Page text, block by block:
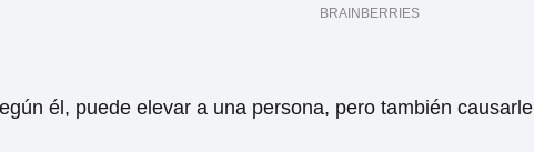
él, puede elevar a una persona, pero también causarle